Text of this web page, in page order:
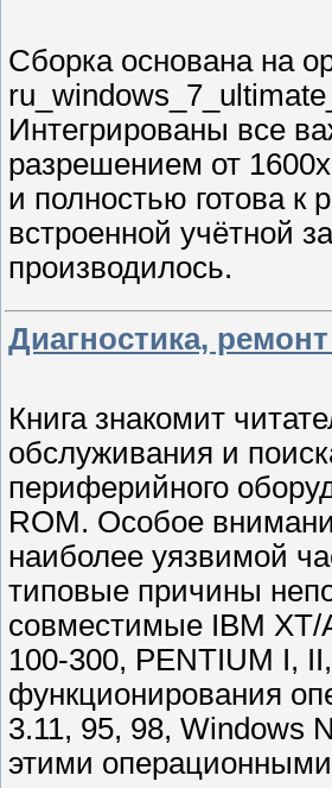
Cборка основана на
Интегрированы все
разрешением от
и полностью готова к
встроенной учётной
производилось.
Диагностика,
Книга знакомит
обслуживания и
периферийного
ROM. Особое
наиболее уязвимой
типовые причины
совместимые IBM XT/
100-300, PENTIUM I,
функционирования
3.11, 95, 98, Windows
этими